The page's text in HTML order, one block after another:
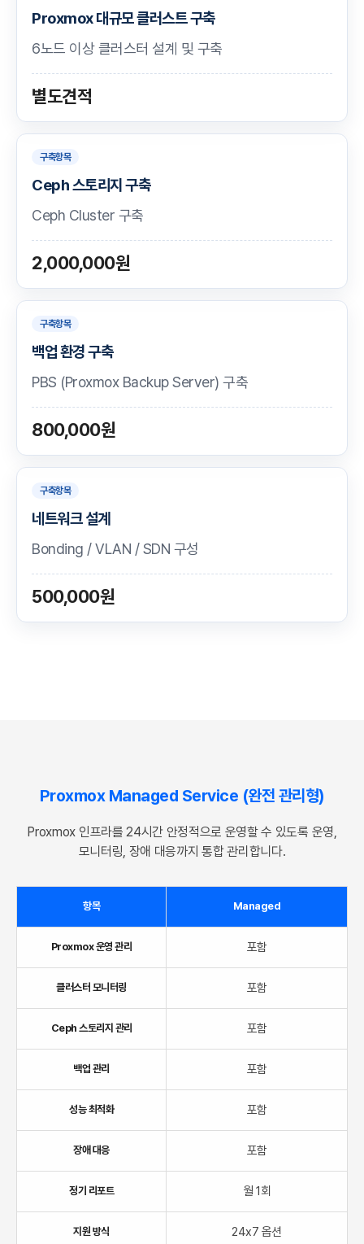
Proxmox 대규모 클러스트 구축
6노드 이상 클러스터 설계 및 구축
별도견적
구축항목
Ceph 스토리지 구축
Ceph Cluster 구축
2,000,000원
구축항목
백업 환경 구축
PBS (Proxmox Backup Server) 구축
800,000원
구축항목
네트워크 설계
Bonding / VLAN / SDN 구성
500,000원
Proxmox Managed Service (완전 관리형)
Proxmox 인프라를 24시간 안정적으로 운영할 수 있도록 운영,
모니터링, 장애 대응까지 통합 관리합니다.
항목 Managed
Proxmox 운영 관리 포함
클러스터 모니터링 포함
Ceph 스토리지 관리 포함
백업 관리 포함
성능 최적화 포함
장애 대응 포함
정기 리포트 월 1회
지원 방식 24x7 옵션